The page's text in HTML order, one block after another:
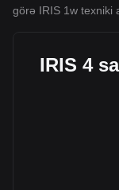
görə IRIS 1w texniki
IRIS 4